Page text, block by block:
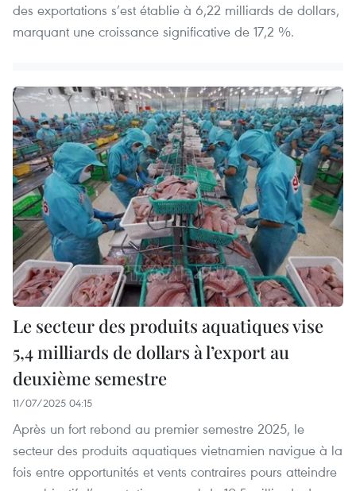
des exportations s’est établie à 6,22 milliards de dollars,
marquant une croissance significative de 17,2 %.
Le secteur des produits aquatiques vise
5,4 milliards de dollars à l’export au
deuxième semestre
11/07/2025 04:15
Après un fort rebond au premier semestre 2025, le
secteur des produits aquatiques vietnamien navigue à la
fois entre opportunités et vents contraires pours atteindre